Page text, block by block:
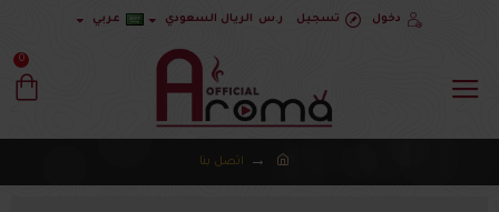
دخول تسجيل ر.س الريال السعودي عربي
0
اتصل بنا